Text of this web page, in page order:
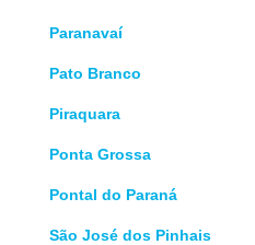
Paranavaí
Pato Branco
Piraquara
Ponta Grossa
Pontal do Paraná
São José dos Pinhais